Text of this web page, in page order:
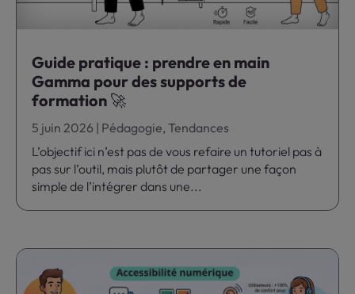
Guide pratique : prendre en main
Gamma pour des supports de
formation 🚀
5 juin 2026 | Pédagogie,Tendances
L’objectif ici n’est pas de vous refaire un tutoriel pas à
pas sur l’outil, mais plutôt de partager une façon
simple de l’intégrer dans une...